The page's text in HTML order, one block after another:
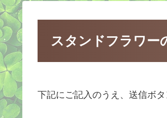
スタンドフラワー
下記にご記入のうえ、送信ボタ